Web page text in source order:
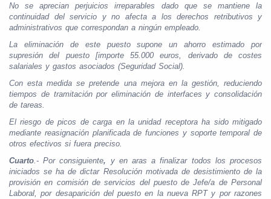
No se aprecian perjuicios irreparables dado que se mantiene la
continuidad del servicio y no afecta a los derechos retributivos y
administrativos que correspondan a ningún empleado.
La eliminación de este puesto supone un ahorro estimado por
supresión del puesto [importe 55.000 euros, derivado de costes
salariales y gastos asociados (Seguridad Social).
Con esta medida se pretende una mejora en la gestión, reduciendo
tiempos de tramitación por eliminación de interfaces y consolidación
de tareas.
El riesgo de picos de carga en la unidad receptora ha sido mitigado
mediante reasignación planificada de funciones y soporte temporal de
otros efectivos si fuera preciso.
Cuarto.- Por consiguiente, y en aras a finalizar todos los procesos
iniciados se ha de dictar Resolución motivada de desistimiento de la
provisión en comisión de servicios del puesto de Jefe/a de Personal
Laboral, por desaparición del puesto en la nueva RPT y por razones